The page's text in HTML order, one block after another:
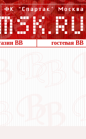
ВВ гостевая ВВ